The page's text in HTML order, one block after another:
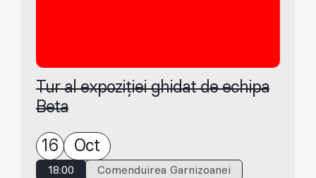
Tur al expoziției ghidat de echipa
Beta
16 Oct
18:00
Comenduirea Garnizoanei